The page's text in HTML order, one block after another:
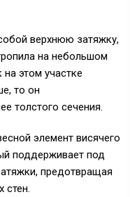
верхнюю затяжку,
на небольшом
на этом участке
то он
толстого сечения.
элемент висячего
поддерживает под
предотвращая
стен.